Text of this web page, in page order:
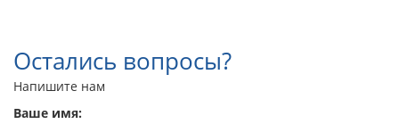
Остались вопросы?
Напишите нам
Ваше имя: